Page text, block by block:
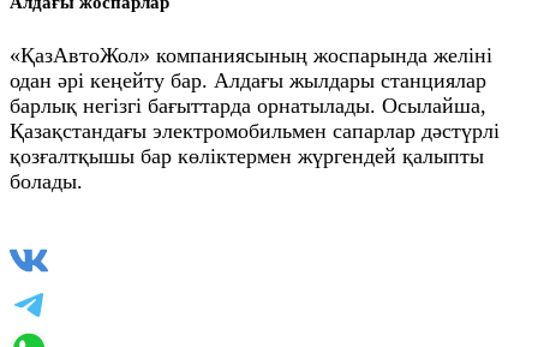
«ҚазАвтоЖол» компаниясының жоспарында желіні
одан әрі кеңейту бар. Алдағы жылдары станциялар
барлық негізгі бағыттарда орнатылады. Осылайша,
Қазақстандағы электромобильмен сапарлар дәстүрлі
қозғалтқышы бар көліктермен жүргендей қалыпты
болады.